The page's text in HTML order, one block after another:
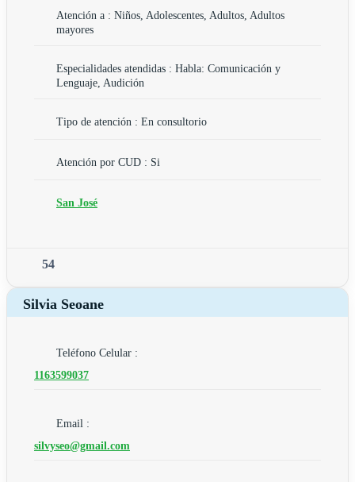
Atención a : Niños, Adolescentes, Adultos, Adultos
mayores
Especialidades atendidas : Habla: Comunicación y
Lenguaje, Audición
Tipo de atención : En consultorio
Atención por CUD : Si
San José
54
Silvia Seoane
Teléfono Celular :
1163599037
Email :
silvyseo@gmail.com